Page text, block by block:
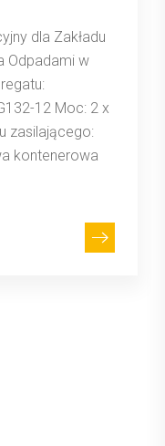
dla Zakładu
Odpadami w
12 Moc: 2 x
zasilającego:
kontenerowa